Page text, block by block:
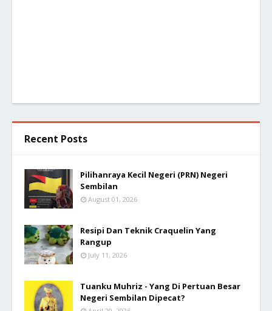
Recent Posts
Pilihanraya Kecil Negeri (PRN) Negeri
Sembilan
August 01, 2026
Resipi Dan Teknik Craquelin Yang
Rangup
July 11, 2026
Tuanku Muhriz - Yang Di Pertuan Besar
Negeri Sembilan Dipecat?